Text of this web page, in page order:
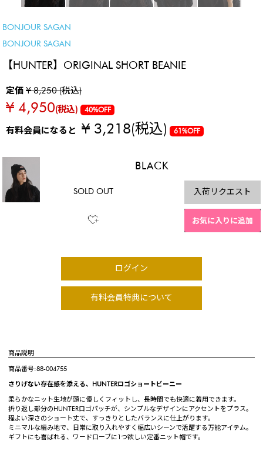
BONJOUR SAGAN
BONJOUR SAGAN
【HUNTER】ORIGINAL SHORT BEANIE
定価¥ 8,250 (税込)
¥ 4,950(税込) 40%OFF
有料会員になると¥ 3,218(税込) 61%OFF
BLACK
SOLD OUT 入荷リクエスト
お気に入りに追加
ログイン
有料会員特典について
商品説明
商品番号:88-004755
さりげない存在感を添える、HUNTERロゴショートビーニー
柔らかなニット生地が頭に優しくフィットし、長時間でも快適に着用できます。
折り返し部分のHUNTERロゴパッチが、シンプルなデザインにアクセントをプラス。
程よい深さのショート丈で、すっきりとしたバランスに仕上がります。
ミニマルな編み地で、日常に取り入れやすく幅広いシーンで活躍する万能アイテム。
ギフトにも喜ばれる、ワードローブに1つ欲しい定番ニット帽です。